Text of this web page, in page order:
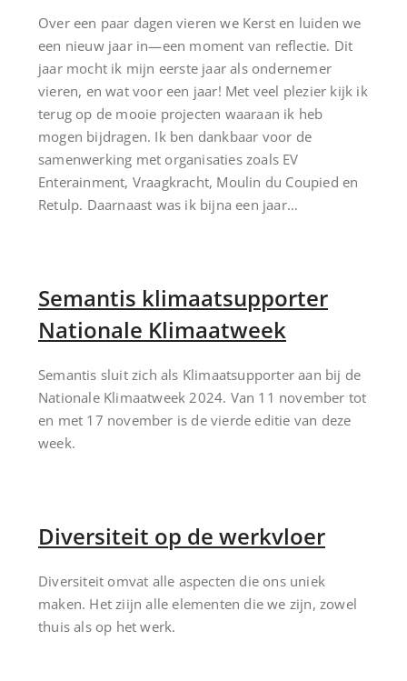
Over een paar dagen vieren we Kerst en luiden we
een nieuw jaar in—een moment van reflectie. Dit
jaar mocht ik mijn eerste jaar als ondernemer
vieren, en wat voor een jaar! Met veel plezier kijk ik
terug op de mooie projecten waaraan ik heb
mogen bijdragen. Ik ben dankbaar voor de
samenwerking met organisaties zoals EV
Enterainment, Vraagkracht, Moulin du Coupied en
Retulp. Daarnaast was ik bijna een jaar…
Semantis klimaatsupporter
Nationale Klimaatweek
Semantis sluit zich als Klimaatsupporter aan bij de
Nationale Klimaatweek 2024. Van 11 november tot
en met 17 november is de vierde editie van deze
week.
Diversiteit op de werkvloer
Diversiteit omvat alle aspecten die ons uniek
maken. Het ziijn alle elementen die we zijn, zowel
thuis als op het werk.